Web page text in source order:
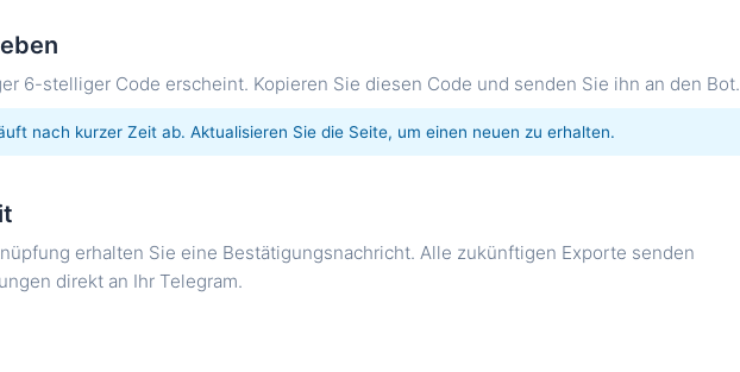
6-stelliger Code erscheint. Kopieren Sie diesen Code und senden Sie ihn an den Bot.
nach kurzer Zeit ab. Aktualisieren Sie die Seite, um einen neuen zu erhalten.
erhalten Sie eine Bestätigungsnachricht. Alle zukünftigen Exporte senden
direkt an Ihr Telegram.